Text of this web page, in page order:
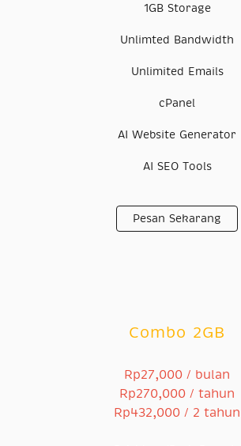
1GB Storage
Unlimted Bandwidth
Unlimited Emails
cPanel
AI Website Generator
AI SEO Tools
Pesan Sekarang
Combo 2GB
Rp27,000 / bulan
Rp270,000 / tahun
Rp432,000 / 2 tahun